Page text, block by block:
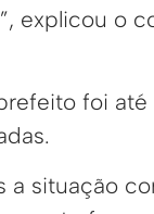
explicou o
foi
a situação